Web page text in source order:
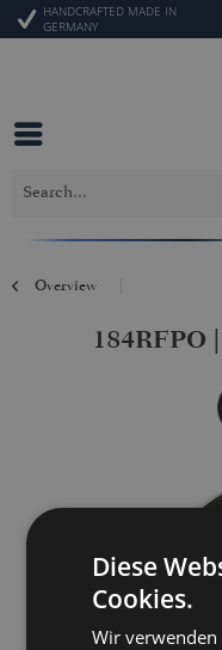
HANDCRAFTED MADE IN
GERMANY
Overview
184RFPO
Diese
Cookies.
Wir